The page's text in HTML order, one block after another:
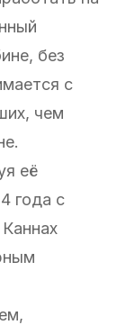
без
с
чем
её
года с